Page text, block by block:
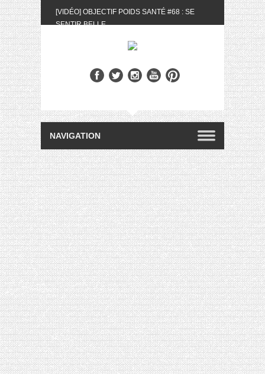
[VIDÉO] OBJECTIF POIDS SANTÉ #68 : SE
SENTIR BELLE
BIOTYFULL BOX DU MOIS DE MAI 2024 FEAT.
[VIDÉO] QUITOQUE #10 : MEAL PREP &
CONVIVIALITÉ
[VIDÉO] UNBOXING : LES MY LITTLE &
BIOTYFULL BOX DU MOIS D’AVRIL 2024
FEAT. AKILA
[VIDÉO] OBJECTIF POIDS SANTÉ #67 : L’AVIS
DES AUTRES, CE N’EST QUE LA VIE DES
AUTRES
[VIDÉO] UNBOXING : LES MY LITTLE &
BIOTYFULL BOX DES MOIS DE FÉVRIER ET
MARS 2024 FEAT. AKILA
[VIDÉO] LA SÉLECTION DU MOIS
#JANVIER2024
[VIDÉO] HELLOFRESH #34 : IDÉES
RECETTES RISOTTO